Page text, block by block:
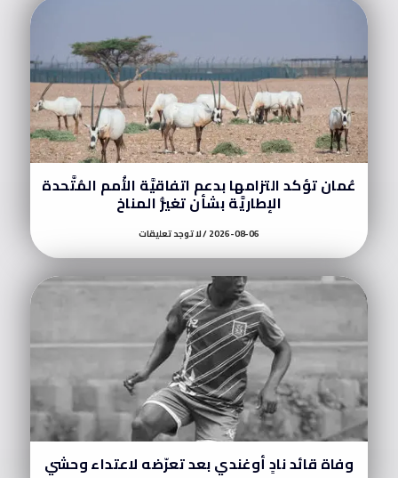
عُمان تؤكد التزامها بدعم اتفاقيَّة الأُمم المُتَّحدة
الإطاريَّة بشأن تغيُّر المناخ
2026-08-06 لا توجد تعليقات
وفاة قائد نادٍ أوغندي بعد تعرّضه لاعتداء وحشي